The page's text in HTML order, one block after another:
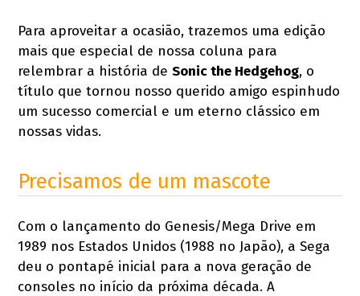
Para aproveitar a ocasião, trazemos uma edição
mais que especial de nossa coluna para
relembrar a história deSonic the Hedgehog, o
título que tornou nosso querido amigo espinhudo
um sucesso comercial e um eterno clássico em
nossas vidas.
Precisamos de um mascote
Com o lançamento do Genesis/Mega Drive em
1989 nos Estados Unidos (1988 no Japão), a Sega
deu o pontapé inicial para a nova geração de
consoles no início da próxima década. A